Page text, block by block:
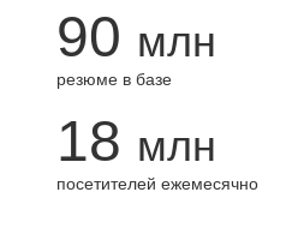
90 млн
резюме в базе
18 млн
посетителей ежемесячно